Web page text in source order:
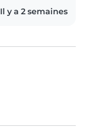
Il y a 2 semaines